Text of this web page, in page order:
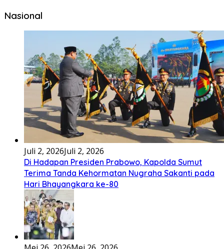
Bembambörö dödöu he akhiguMene mene sino lawaö
khöuMeinötö niowalu, mela’angdröi ita laforudu..
Lirik Lagu Cinta Mati – Fajar Halawa